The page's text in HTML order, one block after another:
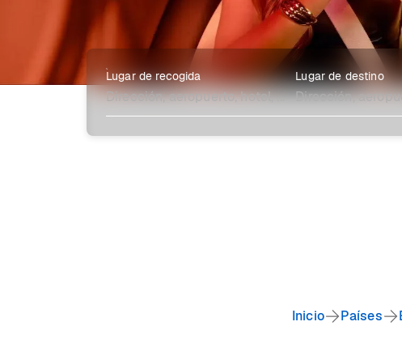
Lugar de recogida Lugar de destino
Inicio Países